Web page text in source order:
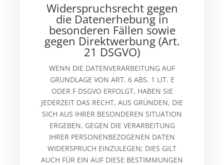
Widerspruchsrecht gegen
die Datenerhebung in
besonderen Fällen sowie
gegen Direktwerbung (Art.
21 DSGVO)
WENN DIE DATENVERARBEITUNG AUF
GRUNDLAGE VON ART. 6 ABS. 1 LIT. E
ODER F DSGVO ERFOLGT, HABEN SIE
JEDERZEIT DAS RECHT, AUS GRÜNDEN, DIE
SICH AUS IHRER BESONDEREN SITUATION
ERGEBEN, GEGEN DIE VERARBEITUNG
IHRER PERSONENBEZOGENEN DATEN
WIDERSPRUCH EINZULEGEN; DIES GILT
AUCH FÜR EIN AUF DIESE BESTIMMUNGEN